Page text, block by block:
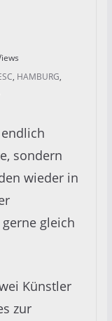
, HAMBURG,
sondern
wieder in
gleich
Künstler
zur